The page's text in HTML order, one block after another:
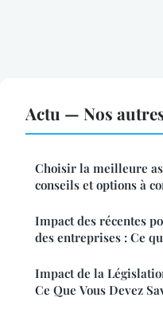
Actu — Nos
Choisir la meilleure
conseils et options à
Impact des récentes
des entreprises : Ce
Impact de la
Ce Que Vous Devez